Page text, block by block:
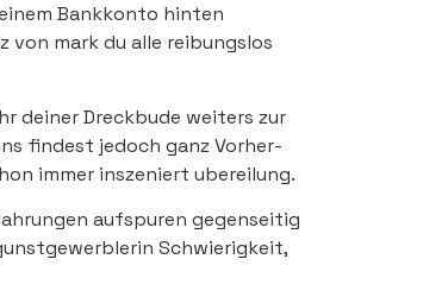
Bankkonto hinten
von mark du alle reibungslos
deiner Dreckbude weiters zur
findest jedoch ganz Vorher-
immer inszeniert ubereilung.
aufspuren gegenseitig
Schwierigkeit,